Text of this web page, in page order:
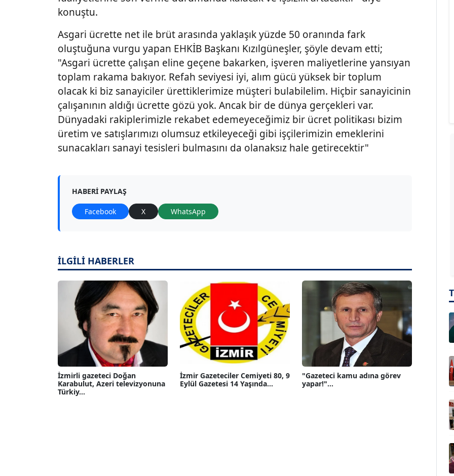
konuştu.
Asgari ücrette net ile brüt arasında yaklaşık yüzde 50 oranında fark
oluştuğuna vurgu yapan EHKİB Başkanı Kızılgüneşler, şöyle devam etti;
"Asgari ücrette çalışan eline geçene bakarken, işveren maliyetlerine yansıyan
toplam rakama bakıyor. Refah seviyesi iyi, alım gücü yüksek bir toplum
olacak ki biz sanayiciler ürettiklerimize müşteri bulabilelim. Hiçbir sanayicinin
çalışanının aldığı ücrette gözü yok. Ancak bir de dünya gerçekleri var.
Dünyadaki rakiplerimizle rekabet edemeyeceğimiz bir ücret politikası bizim
üretim ve satışlarımızı olumsuz etkileyeceği gibi işçilerimizin emeklerini
sunacakları sanayi tesisleri bulmasını da olanaksız hale getirecektir"
HABERI PAYLAŞ
Facebook X WhatsApp
İLGİLİ HABERLER
İzmirli gazeteci Doğan
Karabulut, Azeri televizyonuna
Türkiy...
İzmir Gazeteciler Cemiyeti 80, 9
Eylül Gazetesi 14 Yaşında...
"Gazeteci kamu adına görev
yapar!"...